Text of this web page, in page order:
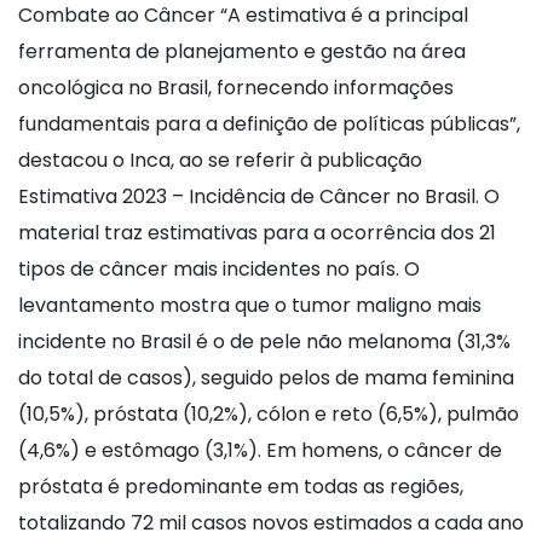
Combate ao Câncer “A estimativa é a principal
ferramenta de planejamento e gestão na área
oncológica no Brasil, fornecendo informações
fundamentais para a definição de políticas públicas”,
destacou o Inca, ao se referir à publicação
Estimativa 2023 – Incidência de Câncer no Brasil. O
material traz estimativas para a ocorrência dos 21
tipos de câncer mais incidentes no país. O
levantamento mostra que o tumor maligno mais
incidente no Brasil é o de pele não melanoma (31,3%
do total de casos), seguido pelos de mama feminina
(10,5%), próstata (10,2%), cólon e reto (6,5%), pulmão
(4,6%) e estômago (3,1%). Em homens, o câncer de
próstata é predominante em todas as regiões,
totalizando 72 mil casos novos estimados a cada ano